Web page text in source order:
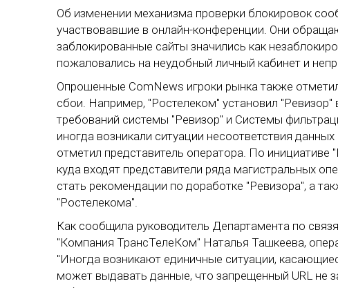
Об изменении механизма проверки блокировок
участвовавшие в онлайн-конференции. Они
заблокированные сайты значились как
пожаловались на неудобный личный кабинет и
Опрошенные ComNews игроки рынка также
сбои. Например, "Ростелеком" установил "Ревизор"
требований системы "Ревизор" и Системы
иногда возникали ситуации несоответствия
отметил представитель оператора. По инициативе
куда входят представители ряда магистральных
стать рекомендации по доработке "Ревизора", а
"Ростелекома".
Как сообщила руководитель Департамента по
"Компания ТрансТелеКом" Наталья Ташкеева,
"Иногда возникают единичные ситуации,
может выдавать данные, что запрещенный URL не